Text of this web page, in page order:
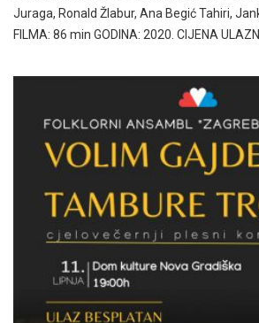
Juraga, Ronald Žlabur, Ana Begić Tahiri,
FILMA: 86 min GODINA: 2020. CIJENA